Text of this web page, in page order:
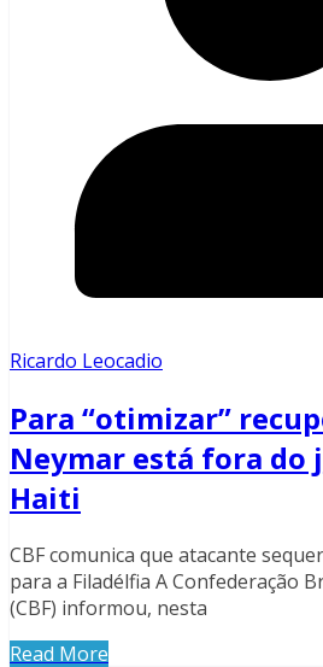
Ricardo Leocadio
Para “otimizar”
Neymar está fora do
Haiti
CBF comunica que atacante
para a Filadélfia A Confederação
(CBF) informou, nesta
Read More